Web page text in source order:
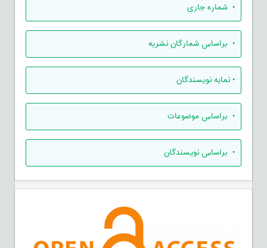
• شماره جاری
• براساس شمارگان نشریه
•نمایه نویسندگان
• براساس موضوعات
• براساس نویسندگان